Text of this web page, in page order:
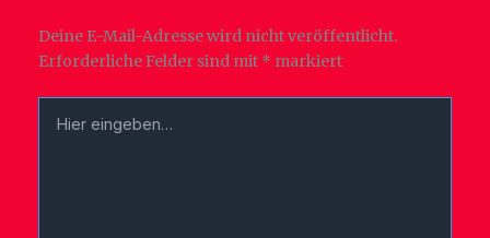
Deine E-Mail-Adresse wird nicht veröffentlicht.
Erforderliche Felder sind mit * markiert
eingeben…